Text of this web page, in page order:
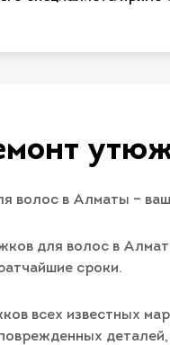
волос в Алматы –
для волос в
сроки.
всех известных